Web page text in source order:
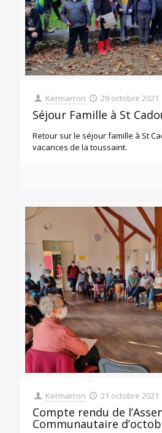
Kermarron 29 octobre 2021
Séjour Famille à St
Retour sur le séjour famille à St
vacances de la toussaint.
Kermarron 21 octobre 2021
Compte rendu de
Communautaire